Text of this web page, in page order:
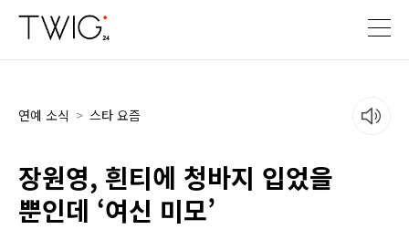
연예 소식 > 스타 요즘
장원영, 흰티에 청바지 입었을
뿐인데 ‘여신 미모’